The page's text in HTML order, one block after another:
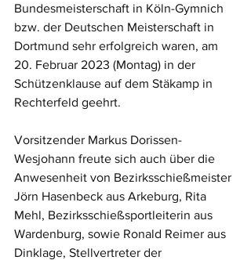
Bundesmeisterschaft in Köln-Gymnich
bzw. der Deutschen Meisterschaft in
Dortmund sehr erfolgreich waren, am
20. Februar 2023 (Montag) in der
Schützenklause auf dem Stäkamp in
Rechterfeld geehrt.
Vorsitzender Markus Dorissen-
Wesjohann freute sich auch über die
Anwesenheit von Bezirksschießmeister
Jörn Hasenbeck aus Arkeburg, Rita
Mehl, Bezirksschießsportleiterin aus
Wardenburg, sowie Ronald Reimer aus
Dinklage, Stellvertreter der